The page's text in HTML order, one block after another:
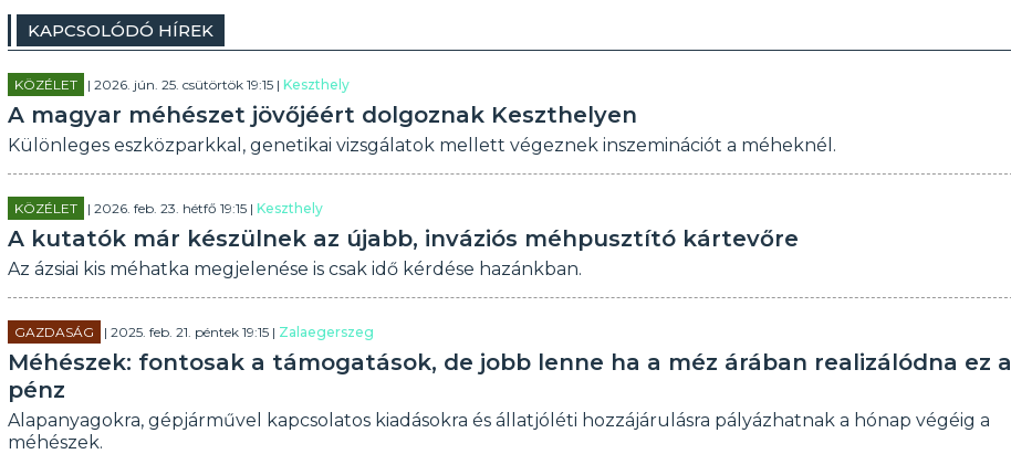
KAPCSOLÓDÓ HÍREK
KÖZÉLET | 2026. jún. 25. csütörtök 19:15 | Keszthely
A magyar méhészet jövőjéért dolgoznak Keszthelyen
Különleges eszközparkkal, genetikai vizsgálatok mellett végeznek inszeminációt a méheknél.
KÖZÉLET | 2026. feb. 23. hétfő 19:15 | Keszthely
A kutatók már készülnek az újabb, inváziós méhpusztító kártevőre
Az ázsiai kis méhatka megjelenése is csak idő kérdése hazánkban.
GAZDASÁG | 2025. feb. 21. péntek 19:15 | Zalaegerszeg
Méhészek: fontosak a támogatások, de jobb lenne ha a méz árában realizálódna ez a
pénz
Alapanyagokra, gépjárművel kapcsolatos kiadásokra és állatjóléti hozzájárulásra pályázhatnak a hónap végéig a
méhészek.